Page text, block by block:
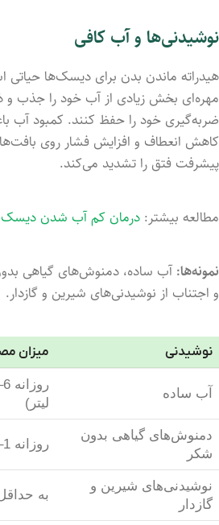
نوشیدنی‌ها و آب کافی
هیدراته ماندن بدن برای دیسک‌ها
مهره‌ای بخش زیادی از آب خود را جذب و
ضربه‌گیری خود را حفظ کنند. کمبود
کاهش انعطاف و افزایش فشار روی
پیشرفت فتق را تشدید می‌کند.
مطالعه بیشتر: درمان کم آب شدن دیسک
نمونه‌ها: آب ساده، دمنوش‌های گیاهی
و اجتناب از نوشیدنی‌های شیرین و گازدار.
نوشیدنی میزان
آب ساده
لیتر)
دمنوش‌های گیاهی بدون
شکر
روزانه 1–2 فنجان
نوشیدنی‌های شیرین و
گازدار
به